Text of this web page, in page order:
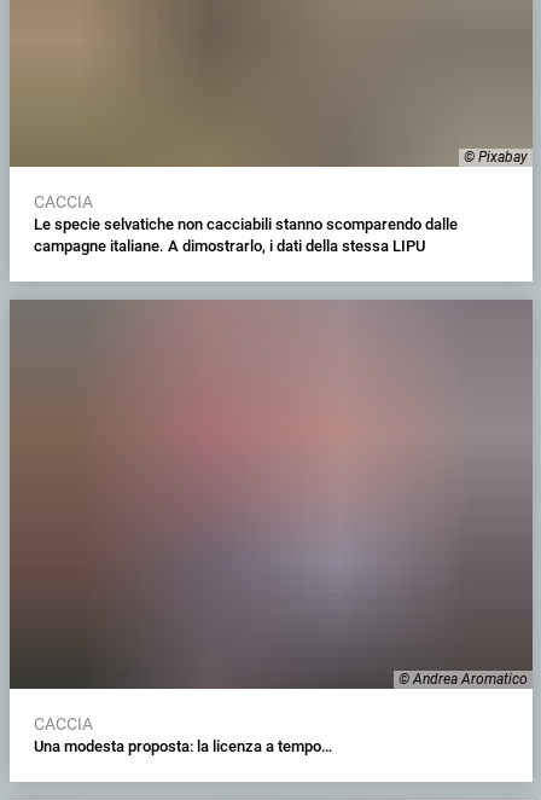
© Pixabay
CACCIA
Le specie selvatiche non cacciabili stanno scomparendo dalle
campagne italiane. A dimostrarlo, i dati della stessa LIPU
© Andrea Aromatico
CACCIA
Una modesta proposta: la licenza a tempo…